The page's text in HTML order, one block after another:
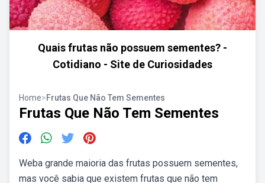
Quais frutas não possuem sementes? -
Cotidiano - Site de Curiosidades
Home>Frutas Que Não Tem Sementes
Frutas Que Não Tem Sementes
Weba grande maioria das frutas possuem sementes,
mas você sabia que existem frutas que não tem